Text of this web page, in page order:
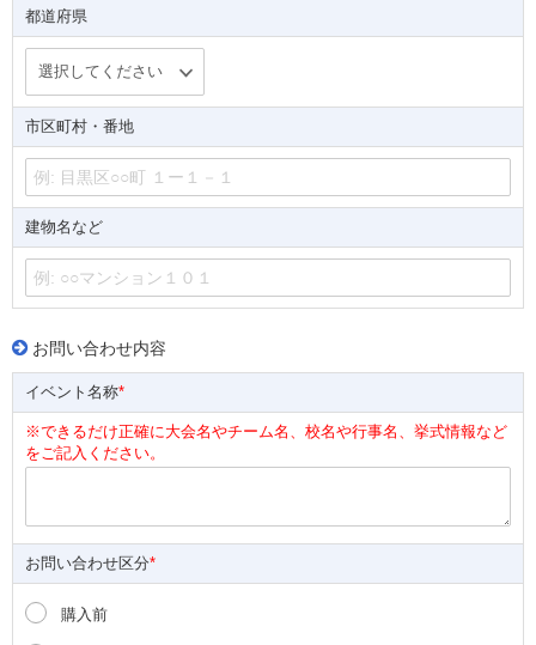
都道府県
市区町村・番地
建物名など
お問い合わせ内容
イベント名称*
※できるだけ正確に大会名やチーム名、校名や行事名、挙式情報など
をご記入ください。
お問い合わせ区分*
購入前